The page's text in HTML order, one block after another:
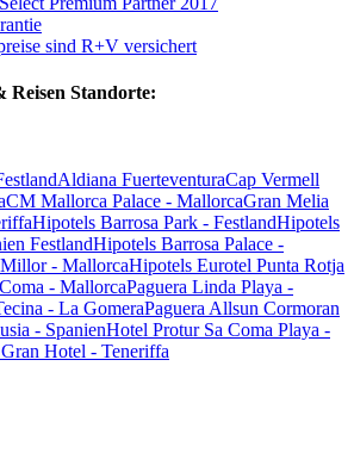
Reisen Standorte:
Aldiana FuerteventuraCap Vermell
CM Mallorca Palace - MallorcaGran Melia
Hipotels Barrosa Park - FestlandHipotels
FestlandHipotels Barrosa Palace -
- MallorcaHipotels Eurotel Punta Rotja
- MallorcaPaguera Linda Playa -
- La GomeraPaguera Allsun Cormoran
- SpanienHotel Protur Sa Coma Playa -
Hotel - Teneriffa